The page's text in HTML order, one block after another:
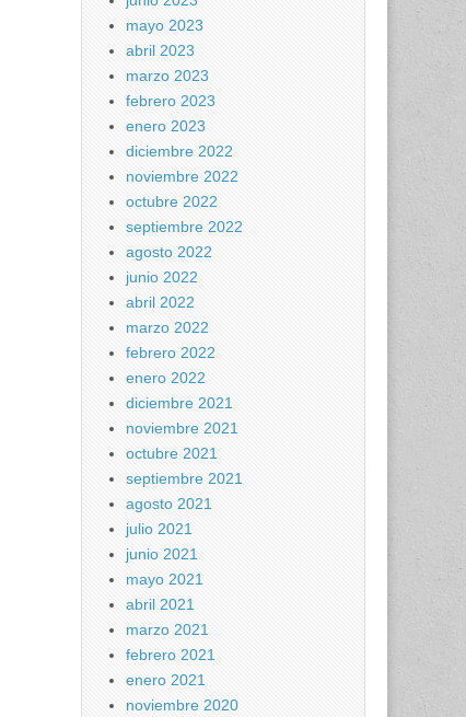
mayo 2023
abril 2023
marzo 2023
febrero 2023
enero 2023
diciembre 2022
noviembre 2022
octubre 2022
septiembre 2022
agosto 2022
junio 2022
abril 2022
marzo 2022
febrero 2022
enero 2022
diciembre 2021
noviembre 2021
octubre 2021
septiembre 2021
agosto 2021
julio 2021
junio 2021
mayo 2021
abril 2021
marzo 2021
febrero 2021
enero 2021
noviembre 2020